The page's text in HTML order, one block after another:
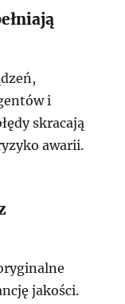
i
skracają
awarii.
jakości.